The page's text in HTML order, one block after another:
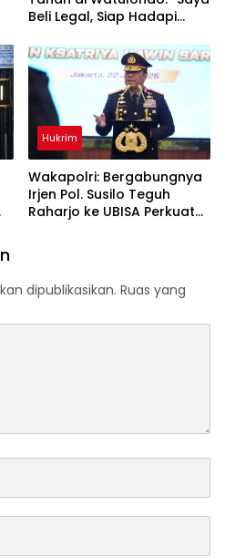
Beli Legal, Siap Hadapi
Hukrim
Wakapolri: Bergabungnya
Irjen Pol. Susilo Teguh
Raharjo ke UBISA Perkuat
dipublikasikan. Ruas yang